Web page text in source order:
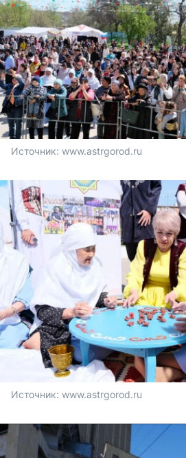
Источник: www.astrgorod.ru
Источник: www.astrgorod.ru